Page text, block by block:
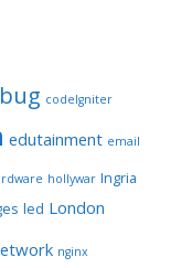
bug codeIgniter
edutainment email
hollywar Ingria
led London
nginx